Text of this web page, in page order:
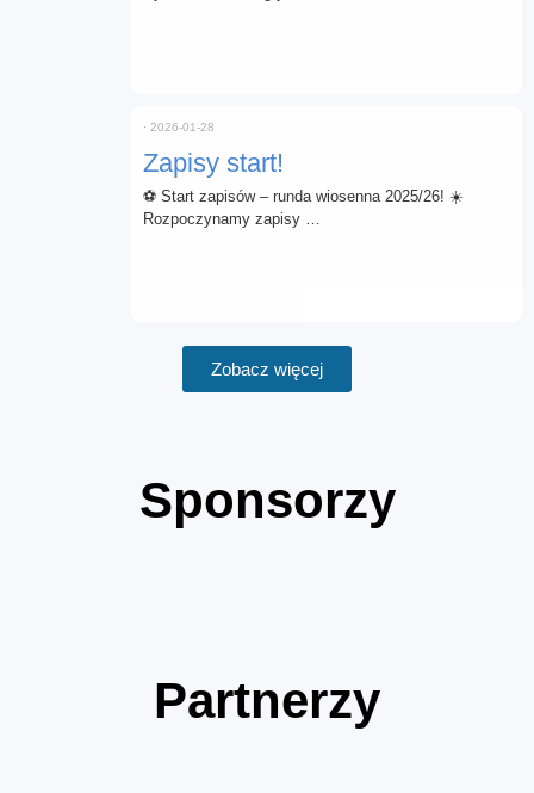
Zapisy start!
⋅ 2026-01-28
⚽ Start zapisów – runda wiosenna 2025/26! ☀️
Rozpoczynamy zapisy …
Zobacz więcej
Sponsorzy
Partnerzy